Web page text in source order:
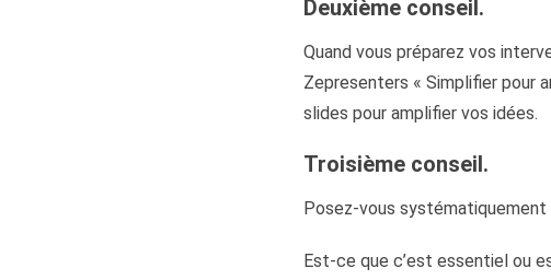
Deuxième conseil.
Quand vous préparez vos
Zepresenters « Simplifier pour
slides pour amplifier vos idées.
Troisième conseil.
Posez-vous
Est-ce que c’est essentiel ou